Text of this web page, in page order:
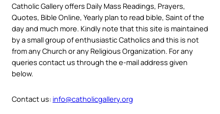
Catholic Gallery offers Daily Mass Readings, Prayers,
Quotes, Bible Online, Yearly plan to read bible, Saint of the
day and much more. Kindly note that this site is maintained
by a small group of enthusiastic Catholics and this is not
from any Church or any Religious Organization. For any
queries contact us through the e-mail address given
below.
Contact us: info@catholicgallery.org